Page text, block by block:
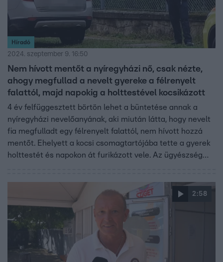
Híradó
2024. szeptember 9. 16:50
Nem hívott mentőt a nyíregyházi nő, csak nézte,
ahogy megfullad a nevelt gyereke a félrenyelt
falattól, majd napokig a holttestével kocsikázott
4 év felfüggesztett börtön lehet a büntetése annak a
nyíregyházi nevelőanyának, aki miután látta, hogy nevelt
fia megfulladt egy félrenyelt falattól, nem hívott hozzá
mentőt. Ehelyett a kocsi csomagtartójába tette a gyerek
holttestét és napokon át furikázott vele. Az ügyészség
2:58